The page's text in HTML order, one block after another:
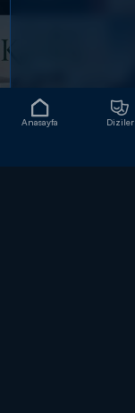
Anasayfa Diziler